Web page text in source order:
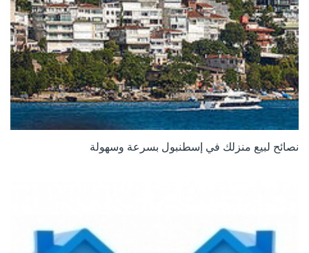
نصائح لبيع منزلك في إسطنبول بسرعة وسهولة